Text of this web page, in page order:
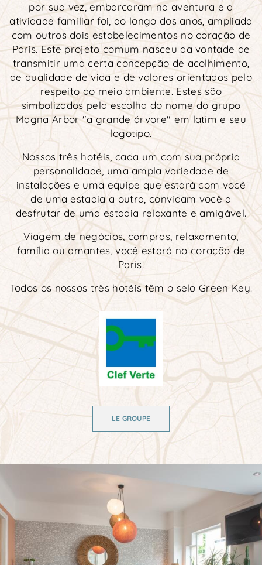
por sua vez, embarcaram na aventura e a
atividade familiar foi, ao longo dos anos, ampliada
com outros dois estabelecimentos no coração de
Paris. Este projeto comum nasceu da vontade de
transmitir uma certa concepção de acolhimento,
de qualidade de vida e de valores orientados pelo
respeito ao meio ambiente. Estes são
simbolizados pela escolha do nome do grupo
Magna Arbor "a grande árvore" em latim e seu
logotipo.
Nossos três hotéis, cada um com sua própria
personalidade, uma ampla variedade de
instalações e uma equipe que estará com você
de uma estadia a outra, convidam você a
desfrutar de uma estadia relaxante e amigável.
Viagem de negócios, compras, relaxamento,
família ou amantes, você estará no coração de
Paris!
Todos os nossos três hotéis têm o selo Green Key.
LE GROUPE